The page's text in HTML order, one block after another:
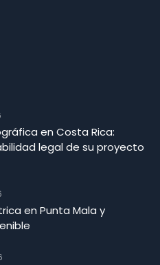
en Costa Rica:
legal de su proyecto
en Punta Mala y